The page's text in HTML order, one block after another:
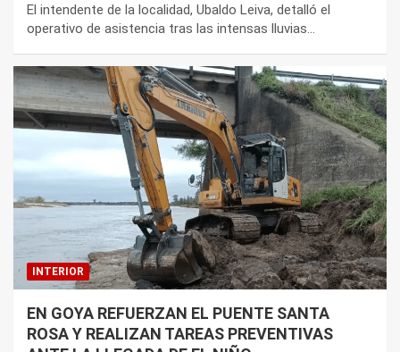
El intendente de la localidad, Ubaldo Leiva, detalló el
operativo de asistencia tras las intensas lluvias…
INTERIOR
EN GOYA REFUERZAN EL PUENTE SANTA
ROSA Y REALIZAN TAREAS PREVENTIVAS